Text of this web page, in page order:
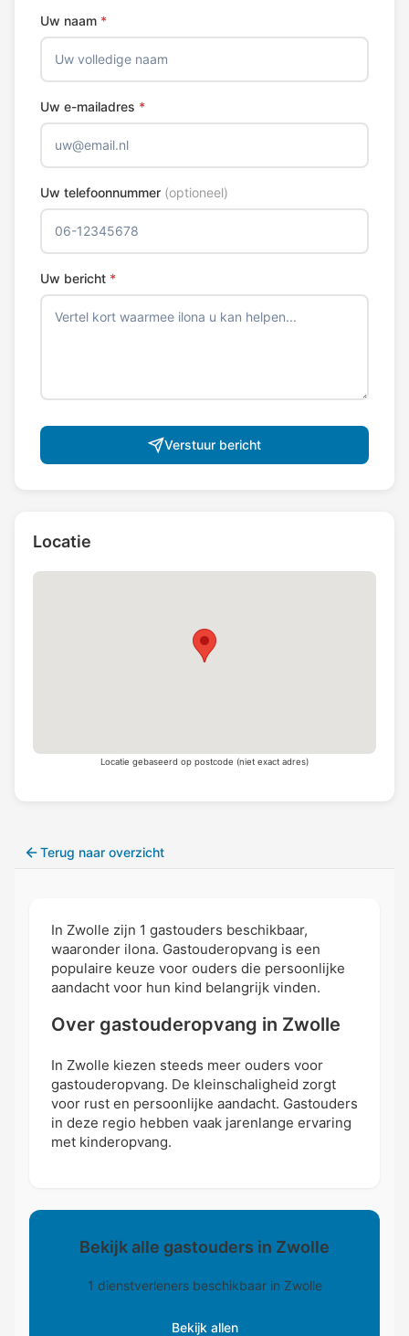
Uw naam *
Uw e-mailadres *
Uw telefoonnummer (optioneel)
Uw bericht *
Verstuur bericht
Locatie
Locatie gebaseerd op postcode (niet exact adres)
Terug naar overzicht
In Zwolle zijn 1 gastouders beschikbaar,
waaronder ilona. Gastouderopvang is een
populaire keuze voor ouders die persoonlijke
aandacht voor hun kind belangrijk vinden.
Over gastouderopvang in Zwolle
In Zwolle kiezen steeds meer ouders voor
gastouderopvang. De kleinschaligheid zorgt
voor rust en persoonlijke aandacht. Gastouders
in deze regio hebben vaak jarenlange ervaring
met kinderopvang.
Bekijk alle gastouders in Zwolle
1 dienstverleners beschikbaar in Zwolle
Bekijk allen